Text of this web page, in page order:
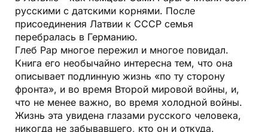
русскими с датскими корнями. После
присоединения Латвии к СССР семья
перебралась в Германию.
Глеб Рар многое пережил и многое повидал.
Книга его необычайно интересна тем, что она
описывает подлинную жизнь «по ту сторону
фронта», и во время Второй мировой войны, и,
что не менее важно, во время холодной войны.
Жизнь эта увидена глазами русского человека,
никогда не забывавшего, кто он и откуда.